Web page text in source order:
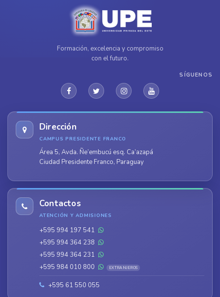
Formación, excelencia y compromiso
con el futuro.
SÍGUENOS
Dirección
CAMPUS PRESIDENTE FRANCO
Área 5, Avda. Ñe’embucú esq. Ca’azapá
Ciudad Presidente Franco, Paraguay
Contactos
ATENCIÓN Y ADMISIONES
+595 994 197 541
+595 994 364 238
+595 994 364 231
+595 984 010 800
EXTRANJEROS
+595 61 550 055